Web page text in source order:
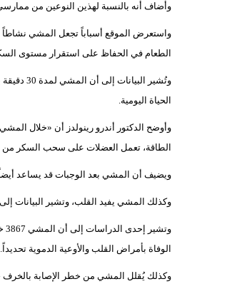
وأضاف أنه بالنسبة لهذين النوعين من
واستعرض الموقع أسباباً تجعل المشي نشاطاً
الطعام في الحفاظ على استقرار مستوى
وتُشير
الحياة اليومية.
وأوضح الدكتور أندرو رينولدز أن «خلال
الطاقة، تعمل العضلات على سحب السكر من
ويضيف أن المشي بعد الوجبات قد يساعد
وكذلك المشي يفيد القلب، وتشير البيانات
الوفاة بأمراض القلب والأوعية الدموية
وكذلك يُقلل المشي من خطر الإصابة بالخرف